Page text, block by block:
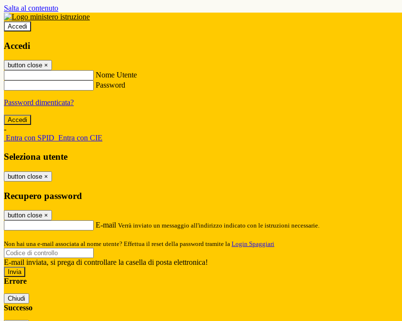
Salta al contenuto
Accedi
Accedi
button close ×
Nome Utente
Password
Password dimenticata?
-
Entra con SPID Entra con CIE
Seleziona utente
button close ×
Recupero password
button close ×
E-mail Verrà inviato un messaggio all'indirizzo indicato con le istruzioni necessarie.
Non hai una e-mail associata al nome utente? Effettua il reset della password tramite la Login Spaggiari
E-mail inviata, si prega di controllare la casella di posta elettronica!
Errore
Chiudi
Successo